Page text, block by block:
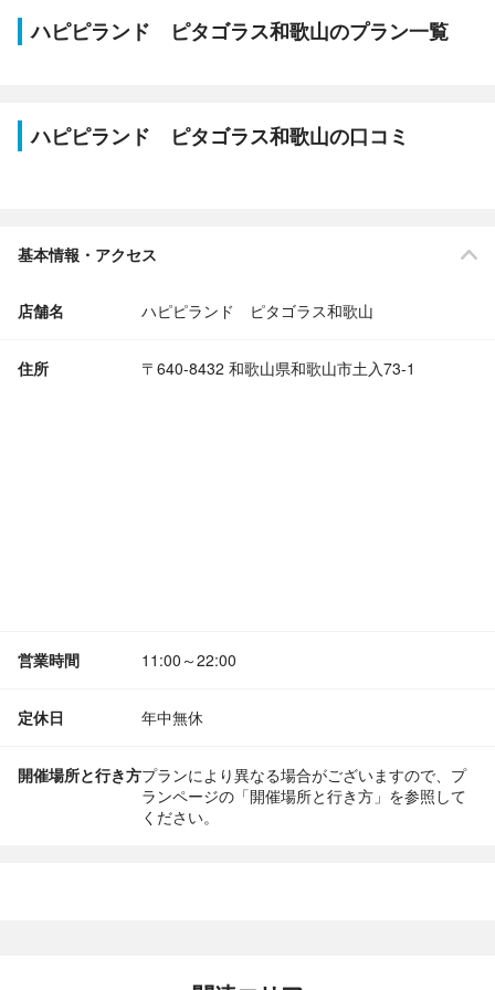
ハピピランド ピタゴラス和歌山のプラン一覧
ハピピランド ピタゴラス和歌山の口コミ
基本情報・アクセス
店舗名 ハピピランド ピタゴラス和歌山
住所 〒640-8432 和歌山県和歌山市土入73-1
営業時間 11:00～22:00
定休日 年中無休
開催場所と行き方プランにより異なる場合がございますので、プ
ランページの「開催場所と行き方」を参照して
ください。